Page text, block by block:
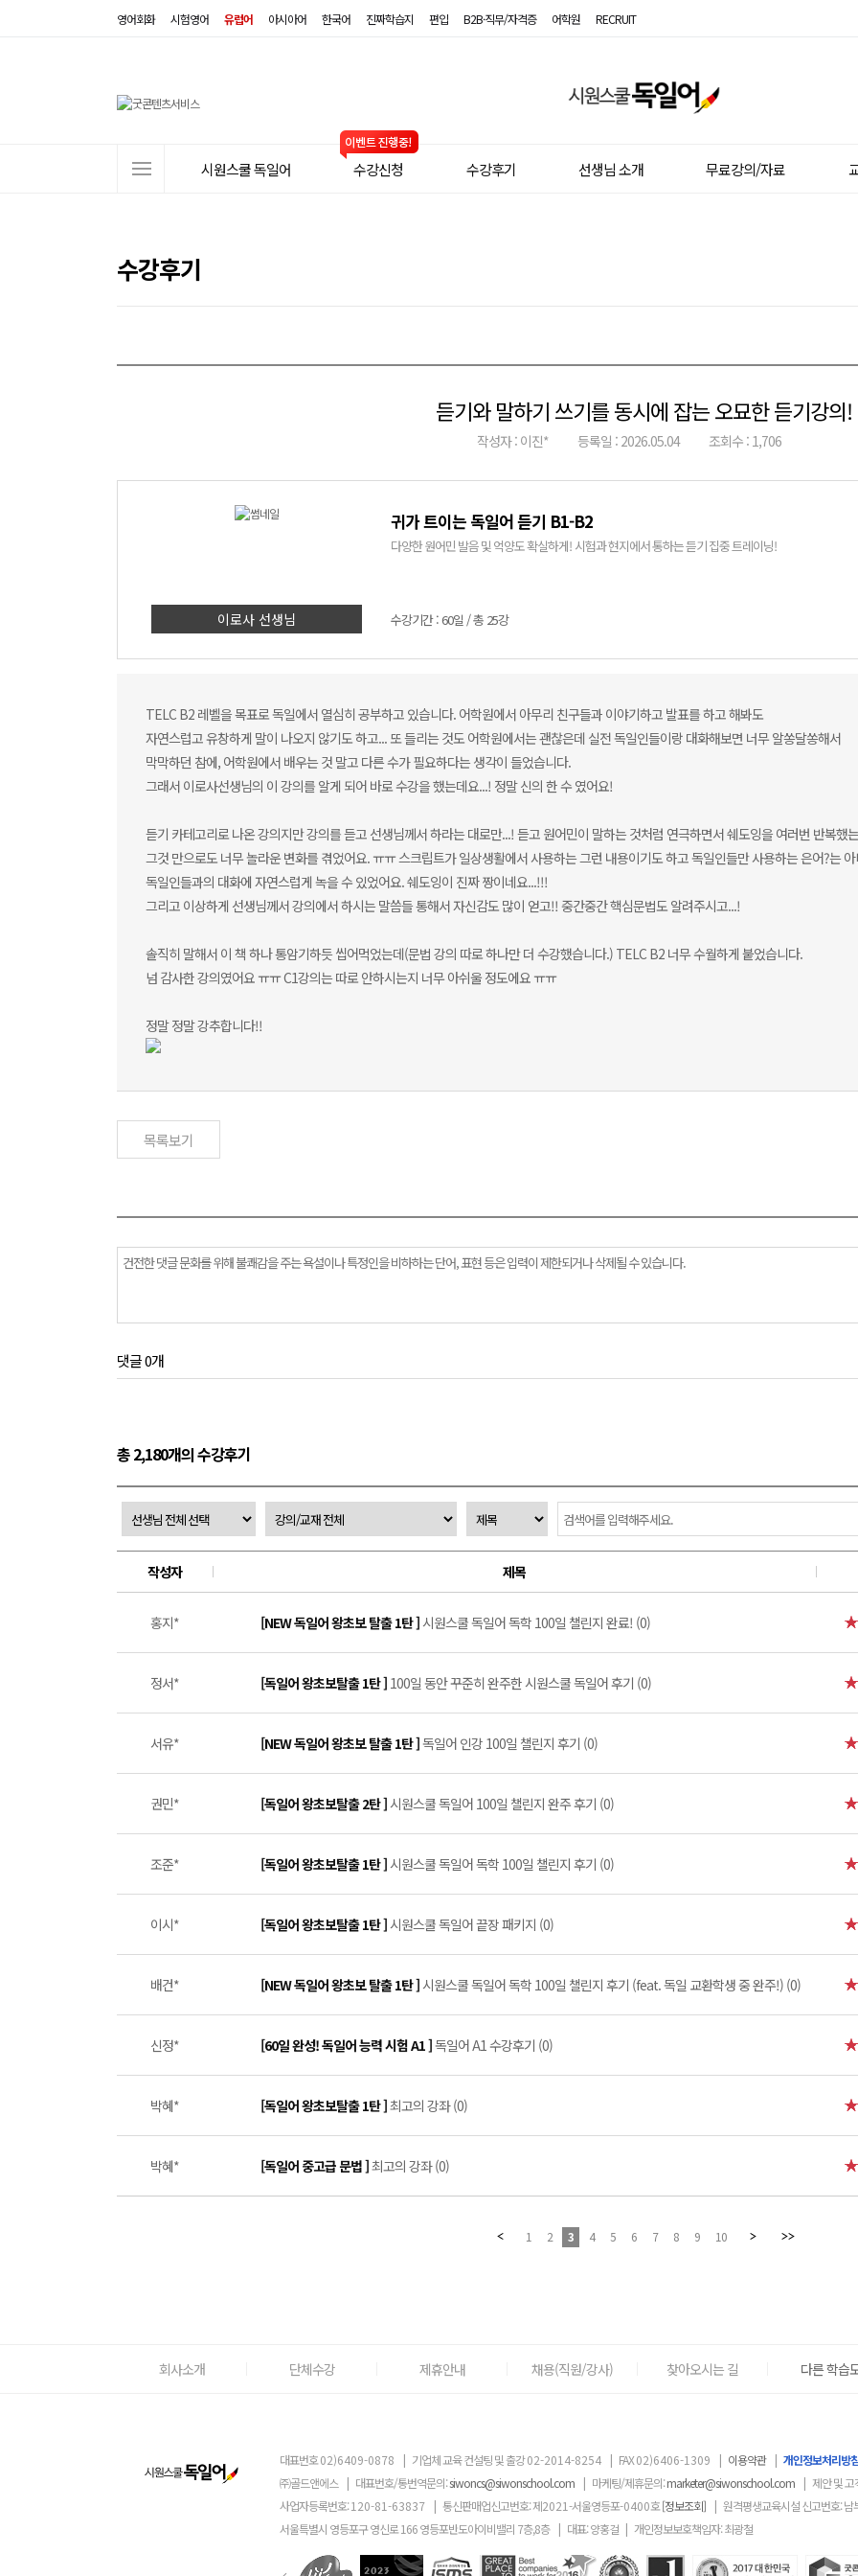
영어회화 시험영어 유럽어 아시아어 한국어 진짜학습지 편입 B2B·직무/자격증 어학원 RECRUIT
뉴
시원스쿨 독일어 수강신청 수강후기 선생님 소개 무료강의/자료
수강후기
듣기와 말하기 쓰기를 동시에 잡는 오묘한 듣기강의!
작성자 : 이진* 등록일 : 2026.05.04 조회수 : 1,706
이로사 선생님
귀가 트이는 독일어 듣기 B1-B2
다양한 원어민 발음 및 억양도 확실하게! 시험과 현지에서 통하는 듣기 집중 트레이닝!
수강기간 : 60일 / 총 25강
TELC B2 레벨을 목표로 독일에서 열심히 공부하고 있습니다. 어학원에서 아무리 친구들과 이야기하고 발표를 하고 해봐도
자연스럽고 유창하게 말이 나오지 않기도 하고... 또 들리는 것도 어학원에서는 괜찮은데 실전 독일인들이랑 대화해보면 너무 알쏭달쏭해서
막막하던 참에, 어학원에서 배우는 것 말고 다른 수가 필요하다는 생각이 들었습니다.
그래서 이로사선생님의 이 강의를 알게 되어 바로 수강을 했는데요...! 정말 신의 한 수 였어요!
듣기 카테고리로 나온 강의지만 강의를 듣고 선생님께서 하라는 대로만...! 듣고 원어민이 말하는 것처럼 연극하면서 쉐도잉을 여러번 반복했
그것 만으로도 너무 놀라운 변화를 겪었어요. ㅠㅠ 스크립트가 일상생활에서 사용하는 그런 내용이기도 하고 독일인들만 사용하는 은어?는
독일인들과의 대화에 자연스럽게 녹을 수 있었어요. 쉐도잉이 진짜 짱이네요...!!!
그리고 이상하게 선생님께서 강의에서 하시는 말씀들 통해서 자신감도 많이 얻고!! 중간중간 핵심문법도 알려주시고...!
솔직히 말해서 이 책 하나 통암기하듯 씹어먹었는데(문법 강의 따로 하나만 더 수강했습니다.) TELC B2 너무 수월하게 붙었습니다.
넘 감사한 강의였어요 ㅠㅠ C1강의는 따로 안하시는지 너무 아쉬울 정도에요 ㅠㅠ
정말 정말 강추합니다!!
목록보기
댓글 0개
총 2,180개의 수강후기
작성자 제목
홍지* [NEW 독일어 왕초보 탈출 1탄 ]시원스쿨 독일어 독학 100일 챌린지 완료! (0)
정서* [독일어 왕초보탈출 1탄 ] 100일 동안 꾸준히 완주한 시원스쿨 독일어 후기 (0)
서유* [NEW 독일어 왕초보 탈출 1탄 ]독일어 인강 100일 챌린지 후기 (0)
권민* [독일어 왕초보탈출 2탄 ]시원스쿨 독일어 100일 챌린지 완주 후기 (0)
조준* [독일어 왕초보탈출 1탄 ]시원스쿨 독일어 독학 100일 챌린지 후기 (0)
이시* [독일어 왕초보탈출 1탄 ]시원스쿨 독일어 끝장 패키지 (0)
배건* [NEW 독일어 왕초보 탈출 1탄 ]시원스쿨 독일어 독학 100일 챌린지 후기 (feat. 독일 교환학생 중 완주!) (0)
신정* [60일 완성! 독일어 능력 시험 A1 ]독일어 A1 수강후기 (0)
박혜* [독일어 왕초보탈출 1탄 ]최고의 강좌 (0)
박혜* [독일어 중고급 문법 ]최고의 강좌 (0)
1 2 3 4 5 6 7 8 9 10
회사소개 단체수강 제휴안내 채용(직원/강사) 찾아오시는 길 다른 학습
대표번호02)6409-0878 | 기업체 교육 컨설팅 및 출강02-2014-8254 | FAX02)6406-1309 | 이용약관 | 개인정보처리방
㈜골드앤에스 | 대표번호/통번역문의:siwoncs@siwonschool.com | 마케팅/제휴문의:marketer@siwonschool.com | 제안 및
사업자등록번호:120-81-63837 | 통신판매업신고번호: 제2021-서울영등포-0400호[정보조회] | 원격평생교육시설 신고번호: 남
서울특별시 영등포구 영신로 166 영등포반도아이비밸리 7층,8층 | 대표: 양홍걸 | 개인정보보호책임자: 최광철